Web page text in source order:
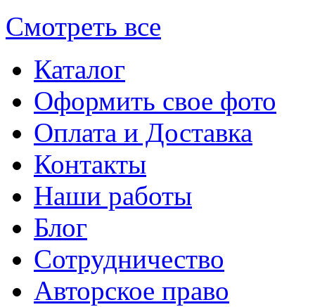
Смотреть все
Каталог
Оформить свое фото
Оплата и Доставка
Контакты
Наши работы
Блог
Сотрудничество
Авторское право